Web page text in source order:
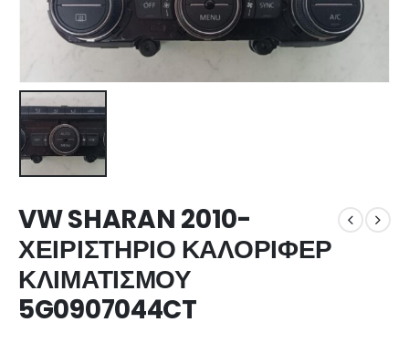
VW SHARAN 2010-
ΧΕΙΡΙΣΤΗΡΙΟ ΚΑΛΟΡΙΦΕΡ
ΚΛΙΜΑΤΙΣΜΟΥ
5G0907044CT